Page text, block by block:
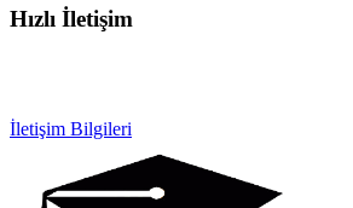
Hızlı İletişim
İletişim Bilgileri